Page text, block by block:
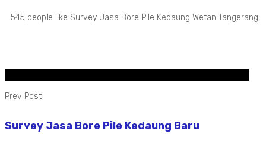
545 people like Survey Jasa Bore Pile Kedaung Wetan Tangerang
Prev Post
Survey Jasa Bore Pile Kedaung Baru